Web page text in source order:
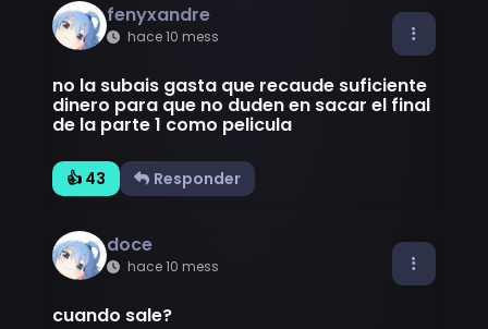
fenyxandre
hace 10 mess
no la subais gasta que recaude suficiente
dinero para que no duden en sacar el final
de la parte 1 como pelicula
👍 43 Responder
doce
hace 10 mess
cuando sale?